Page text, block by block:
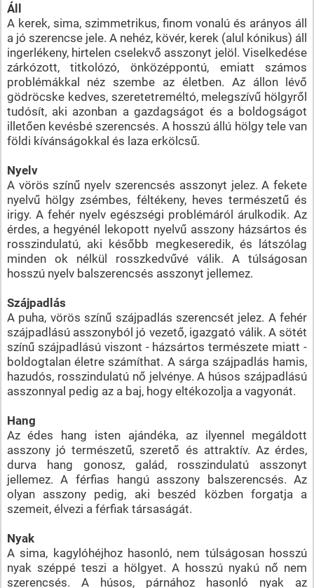
Áll
A kerek, sima, szimmetrikus, finom vonalú és arányos áll
a jó szerencse jele. A nehéz, kövér, kerek (alul kónikus) áll
ingerlékeny, hirtelen cselekvő asszonyt jelöl. Viselkedése
zárkózott, titkolózó, önközéppontú, emiatt számos
problémákkal néz szembe az életben. Az állon lévő
gödröcske kedves, szeretetreméltó, melegszívű hölgyről
tudósít, aki azonban a gazdagságot és a boldogságot
illetően kevésbé szerencsés. A hosszú állú hölgy tele van
földi kívánságokkal és laza erkölcsű.
Nyelv
A vörös színű nyelv szerencsés asszonyt jelez. A fekete
nyelvű hölgy zsémbes, féltékeny, heves természetű és
irigy. A fehér nyelv egészségi problémáról árulkodik. Az
érdes, a hegyénél lekopott nyelvű asszony házsártos és
rosszindulatú, aki később megkeseredik, és látszólag
minden ok nélkül rosszkedvűvé válik. A túlságosan
hosszú nyelv balszerencsés asszonyt jellemez.
Szájpadlás
A puha, vörös színű szájpadlás szerencsét jelez. A fehér
szájpadlású asszonyból jó vezető, igazgató válik. A sötét
színű szájpadlású viszont - házsártos természete miatt -
boldogtalan életre számíthat. A sárga szájpadlás hamis,
hazudós, rosszindulatú nő jelvénye. A húsos szájpadlású
asszonnyal pedig az a baj, hogy eltékozolja a vagyonát.
Hang
Az édes hang isten ajándéka, az ilyennel megáldott
asszony jó természetű, szerető és attraktív. Az érdes,
durva hang gonosz, galád, rosszindulatú asszonyt
jellemez. A férfias hangú asszony balszerencsés. Az
olyan asszony pedig, aki beszéd közben forgatja a
szemeit, élvezi a férfiak társaságát.
Nyak
A sima, kagylóhéjhoz hasonló, nem túlságosan hosszú
nyak széppé teszi a hölgyet. A hosszú nyakú nő nem
szerencsés. A húsos, párnához hasonló nyak az